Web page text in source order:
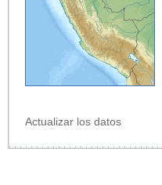
Actualizar los datos